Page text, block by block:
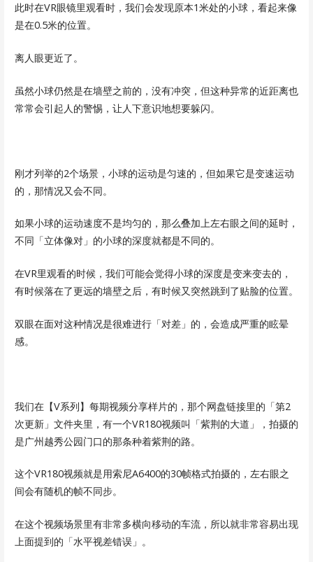
此时在VR眼镜里观看时，我们会发现原本1米处的小球，看起来像
是在0.5米的位置。
离人眼更近了。
虽然小球仍然是在墙壁之前的，没有冲突，但这种异常的近距离也
常常会引起人的警惕，让人下意识地想要躲闪。
刚才列举的2个场景，小球的运动是匀速的，但如果它是变速运动
的，那情况又会不同。
如果小球的运动速度不是均匀的，那么叠加上左右眼之间的延时，
不同「立体像对」的小球的深度就都是不同的。
在VR里观看的时候，我们可能会觉得小球的深度是变来变去的，
有时候落在了更远的墙壁之后，有时候又突然跳到了贴脸的位置。
双眼在面对这种情况是很难进行「对差」的，会造成严重的眩晕
感。
我们在【V系列】每期视频分享样片的，那个网盘链接里的「第2
次更新」文件夹里，有一个VR180视频叫「紫荆的大道」，拍摄的
是广州越秀公园门口的那条种着紫荆的路。
这个VR180视频就是用索尼A6400的30帧格式拍摄的，左右眼之
间会有随机的帧不同步。
在这个视频场景里有非常多横向移动的车流，所以就非常容易出现
上面提到的「水平视差错误」。